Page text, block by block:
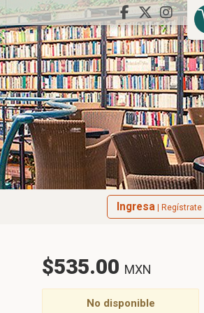
Ingresa | Regístrate
$535.00 MXN
No disponible